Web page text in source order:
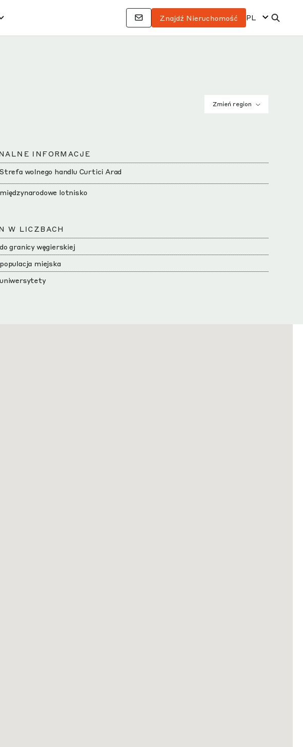
Znajdź Nieruchomość PL
Zmień region
INFORMACJE
Strefa wolnego handlu Curtici Arad
międzynarodowe lotnisko
W LICZBACH
do granicy węgierskiej
populacja miejska
uniwersytety